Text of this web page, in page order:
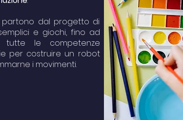
partono dal progetto di
e giochi, fino ad
tutte le competenze
per costruire un robot
i movimenti.